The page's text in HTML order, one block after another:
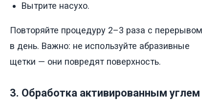
Вытрите насухо.
Повторяйте процедуру 2–3 раза с перерывом
в день. Важно: не используйте абразивные
щетки — они повредят поверхность.
3. Обработка активированным углем